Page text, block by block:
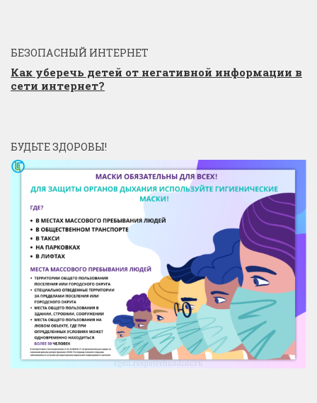
БЕЗОПАСНЫЙ ИНТЕРНЕТ
Как уберечь детей от негативной информации в
сети интернет?
БУДЬТЕ ЗДОРОВЫ!